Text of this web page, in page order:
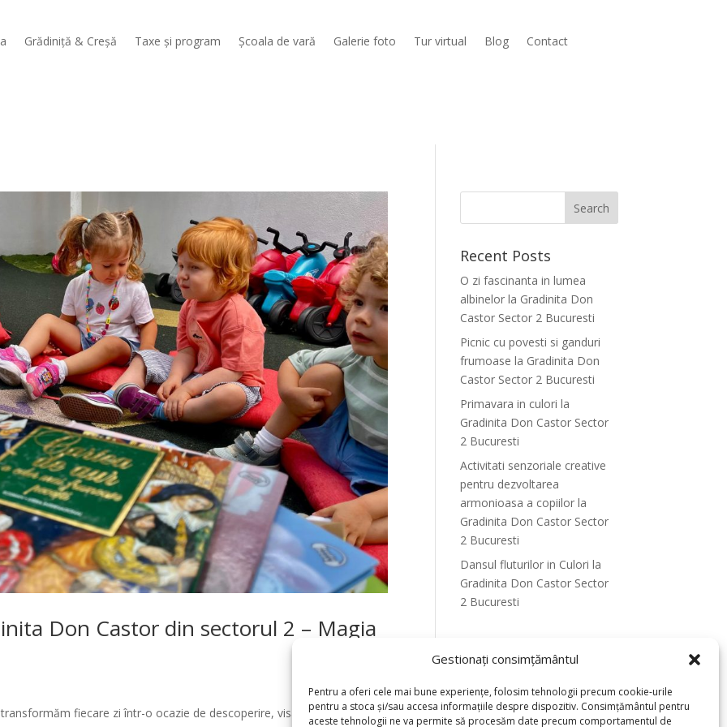
Gestionați consimțământul
Pentru a oferi cele mai bune experiențe, folosim tehnologii precum cookie-urile
pentru a stoca și/sau accesa informațiile despre dispozitiv. Consimțământul pentru
aceste tehnologii ne va permite să procesăm date precum comportamentul de
Grădiniță & Creșă Taxe și program Școala de vară Galerie foto Tur virtual Blog Contact
Don Castor din sectorul 2 – Magia
fiecare zi într-o ocazie de descoperire, visare și învățare
Recent Posts
O zi fascinanta in lumea
albinelor la Gradinita Don
Castor Sector 2 Bucuresti
Picnic cu povesti si ganduri
frumoase la Gradinita Don
Castor Sector 2 Bucuresti
Primavara in culori la
Gradinita Don Castor Sector
2 Bucuresti
Activitati senzoriale creative
pentru dezvoltarea
armonioasa a copiilor la
Gradinita Don Castor Sector
2 Bucuresti
Dansul fluturilor in Culori la
Gradinita Don Castor Sector
2 Bucuresti